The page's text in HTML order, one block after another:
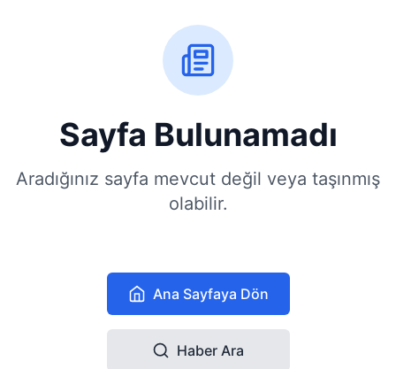
Sayfa Bulunamadı
Aradığınız sayfa mevcut değil veya taşınmış
olabilir.
Ana Sayfaya Dön
Haber Ara